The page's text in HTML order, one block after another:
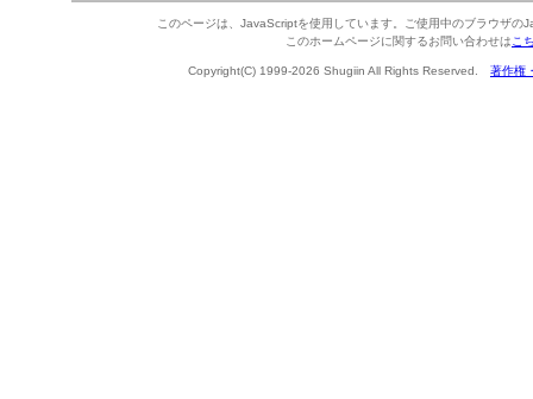
このページは、JavaScriptを使用しています。ご使用中のブラウザの
このホームページに関するお問い合わせは こ
Copyright(C) 1999-2026 Shugiin All Rights Reserved. 著作権